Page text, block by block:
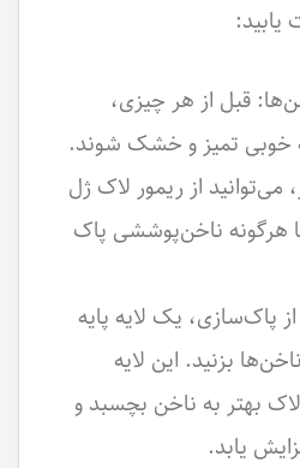
یابید:
قبل از هر چیزی،
خوبی تمیز و خشک شوند.
می‌توانید از ریمور لاک ژل
هرگونه ناخن‌پوششی پاک
پاک‌سازی، یک لایه پایه
بزنید. این لایه
بهتر به ناخن بچسبد و
یابد.